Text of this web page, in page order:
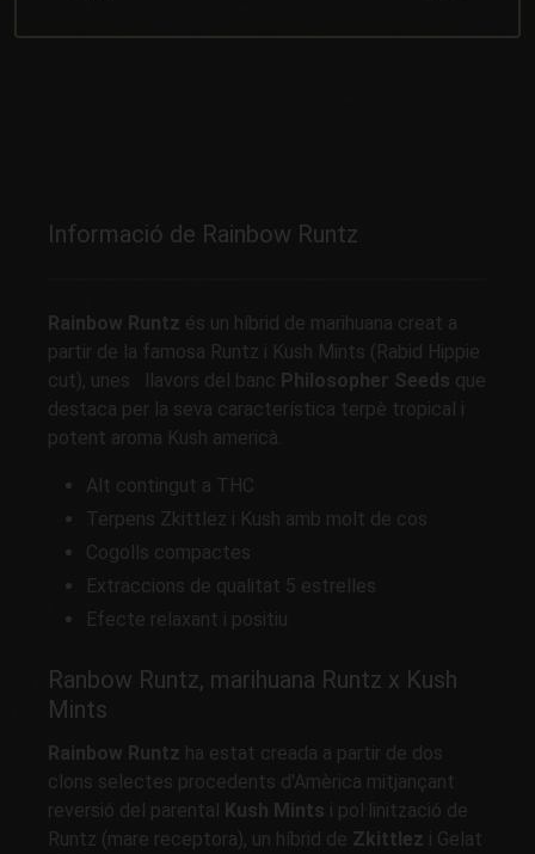
Informació de Rainbow Runtz
Rainbow Runtz és un híbrid de marihuana creat a
partir de la famosa Runtz i Kush Mints (Rabid Hippie
cut), unes
llavors del banc Philosopher Seeds que
destaca per la seva característica terpè tropical i
potent aroma Kush americà.
Alt contingut a THC
Terpens Zkittlez i Kush amb molt de cos
Cogolls compactes
Extraccions de qualitat 5 estrelles
Efecte relaxant i positiu
Ranbow Runtz, marihuana Runtz x Kush
Mints
Rainbow Runtz ha estat creada a partir de dos
clons selectes procedents d'Amèrica mitjançant
reversió del parental Kush Mints i pol·linització de
Runtz (mare receptora), un híbrid de Zkittlez i Gelat